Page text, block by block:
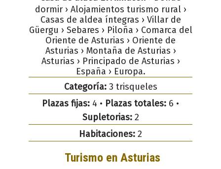
dormir › Alojamientos turismo rural ›
Casas de aldea íntegras › Villar de
Güergu › Sebares › Piloña › Comarca del
Oriente de Asturias › Oriente de
Asturias › Montaña de Asturias ›
Asturias › Principado de Asturias ›
España › Europa.
Categoría:3 trisqueles
Plazas fijas: 4 • Plazas totales: 6 •
Supletorias:2
Habitaciones: 2